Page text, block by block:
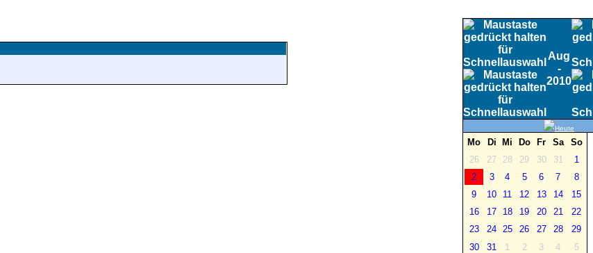
Aug
-
2010
Heute
Mo Di Mi Do Fr Sa
So
26
27 28 29 30 31
1
2
3 4 5 6 7
8
9
10 11 12 13 14
15
16
17 18 19 20 21
22
23
24 25 26 27 28
29
30
31 1 2 3 4 5